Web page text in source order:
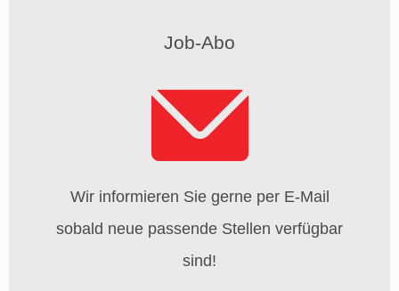
Job-Abo
Wir informieren Sie gerne per E-Mail
sobald neue passende Stellen verfügbar
sind!